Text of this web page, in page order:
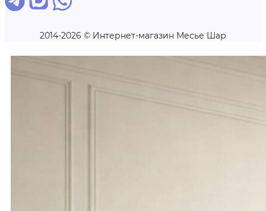
2014-2026 © Интернет-магазин Месье Шар